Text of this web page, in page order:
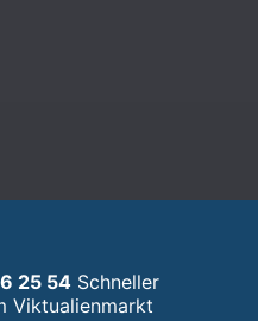
25 54 Schneller
Viktualienmarkt